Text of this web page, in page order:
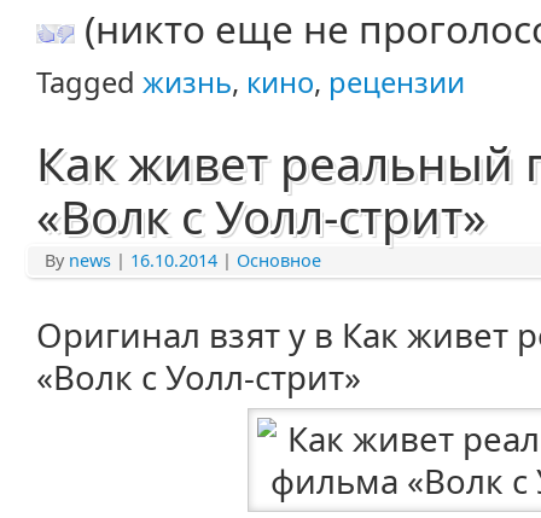
(никто еще не
Tagged жизнь, кино, рецензии
Как живет реальный
«Волк с Уолл-стрит»
By news | 16.10.2014 | Основное
Оригинал взят у в Как живет
«Волк с Уолл-стрит»